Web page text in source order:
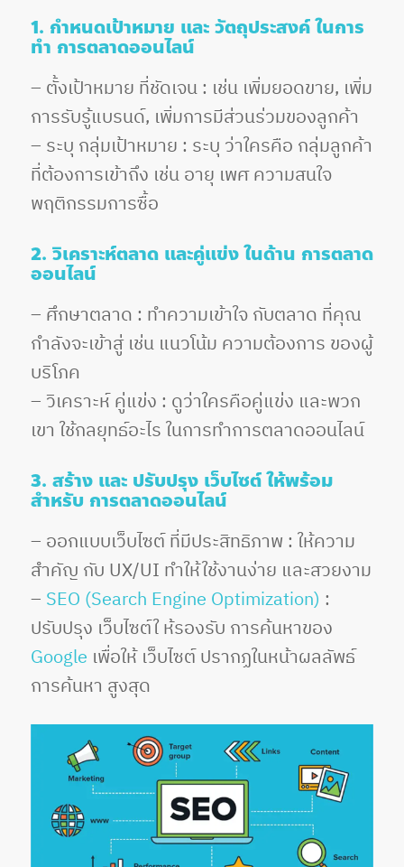
1. กำหนดเป้าหมาย และ วัตถุประสงค์ ในการ
ทำ การตลาดออนไลน์
– ตั้งเป้าหมาย ที่ชัดเจน : เช่น เพิ่มยอดขาย, เพิ่ม
การรับรู้แบรนด์, เพิ่มการมีส่วนร่วมของลูกค้า
– ระบุ กลุ่มเป้าหมาย : ระบุ ว่าใครคือ กลุ่มลูกค้า
ที่ต้องการเข้าถึง เช่น อายุ เพศ ความสนใจ
พฤติกรรมการซื้อ
2. วิเคราะห์ตลาด และคู่แข่ง ในด้าน การตลาด
ออนไลน์
– ศึกษาตลาด : ทำความเข้าใจ กับตลาด ที่คุณ
กำลังจะเข้าสู่ เช่น แนวโน้ม ความต้องการ ของผู้
บริโภค
– วิเคราะห์ คู่แข่ง : ดูว่าใครคือคู่แข่ง และพวก
เขา ใช้กลยุทธ์อะไร ในการทำการตลาดออนไลน์
3. สร้าง และ ปรับปรุง เว็บไซต์ ให้พร้อม
สำหรับ การตลาดออนไลน์
– ออกแบบเว็บไซต์ ที่มีประสิทธิภาพ : ให้ความ
สำคัญ กับ UX/UI ทำให้ใช้งานง่าย และสวยงาม
– SEO (Search Engine Optimization) :
ปรับปรุง เว็บไซต์ใ ห้รองรับ การค้นหาของ
Google เพื่อให้ เว็บไซต์ ปรากฏในหน้าผลลัพธ์
การค้นหา สูงสุด